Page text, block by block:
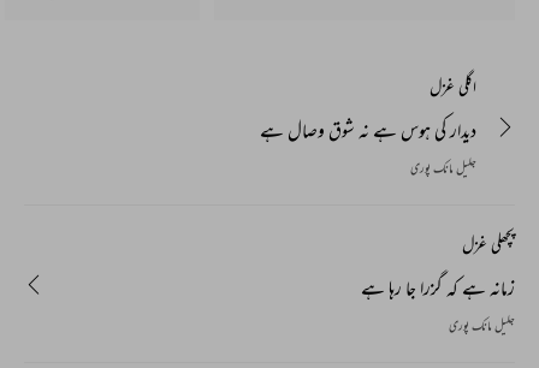
اگلی غزل
دیدار کی ہوس ہے نہ شوق وصال ہے
جلیل مانک پوری
پچھلی غزل
زمانہ ہے کہ گزرا جا رہا ہے
جلیل مانک پوری